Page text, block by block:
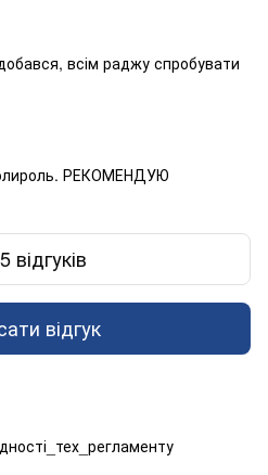
всім раджу спробувати
РЕКОМЕНДУЮ
відгуків
відгук